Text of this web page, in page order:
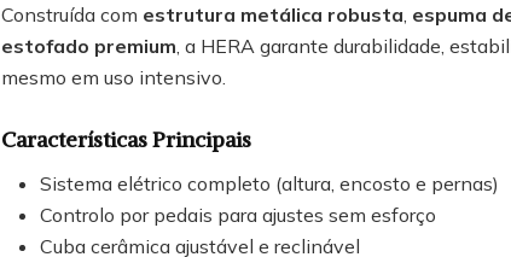
Construída com estrutura metálica robusta espuma
estofado premium , a HERA garante durabilidade,
mesmo em uso intensivo.
Características Principais
Sistema elétrico completo (altura, encosto e pernas)
Controlo por pedais para ajustes sem esforço
Cuba cerâmica ajustável e reclinável